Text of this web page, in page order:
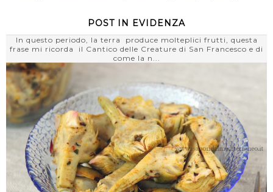
POST IN EVIDENZA
In questo periodo, la terra produce molteplici frutti, questa
frase mi ricorda il Cantico delle Creature di San Francesco e di
come la n...